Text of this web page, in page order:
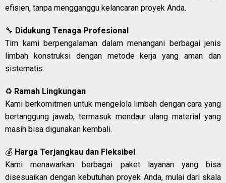
efisien, tanpa mengganggu kelancaran proyek Anda.
🔧 Didukung Tenaga Profesional
Tim kami berpengalaman dalam menangani berbagai jenis
limbah konstruksi dengan metode kerja yang aman dan
sistematis.
♻️ Ramah Lingkungan
Kami berkomitmen untuk mengelola limbah dengan cara yang
bertanggung jawab, termasuk mendaur ulang material yang
masih bisa digunakan kembali.
💰 Harga Terjangkau dan Fleksibel
Kami menawarkan berbagai paket layanan yang bisa
disesuaikan dengan kebutuhan proyek Anda, mulai dari skala